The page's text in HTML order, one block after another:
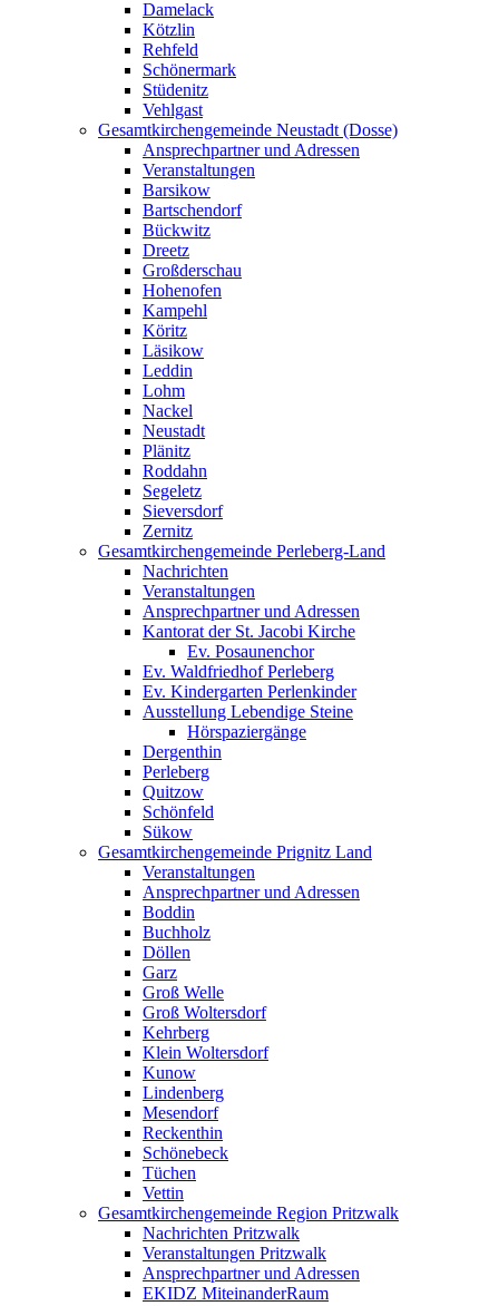
Damelack
Kötzlin
Rehfeld
Schönermark
Stüdenitz
Vehlgast
Gesamtkirchengemeinde Neustadt (Dosse)
Ansprechpartner und Adressen
Veranstaltungen
Barsikow
Bartschendorf
Bückwitz
Dreetz
Großderschau
Hohenofen
Kampehl
Köritz
Läsikow
Leddin
Lohm
Nackel
Neustadt
Plänitz
Roddahn
Segeletz
Sieversdorf
Zernitz
Gesamtkirchengemeinde Perleberg-Land
Nachrichten
Veranstaltungen
Ansprechpartner und Adressen
Kantorat der St. Jacobi Kirche
Ev. Posaunenchor
Ev. Waldfriedhof Perleberg
Ev. Kindergarten Perlenkinder
Ausstellung Lebendige Steine
Hörspaziergänge
Dergenthin
Perleberg
Quitzow
Schönfeld
Sükow
Gesamtkirchengemeinde Prignitz Land
Veranstaltungen
Ansprechpartner und Adressen
Boddin
Buchholz
Döllen
Garz
Groß Welle
Groß Woltersdorf
Kehrberg
Klein Woltersdorf
Kunow
Lindenberg
Mesendorf
Reckenthin
Schönebeck
Tüchen
Vettin
Gesamtkirchengemeinde Region Pritzwalk
Nachrichten Pritzwalk
Veranstaltungen Pritzwalk
Ansprechpartner und Adressen
EKIDZ MiteinanderRaum